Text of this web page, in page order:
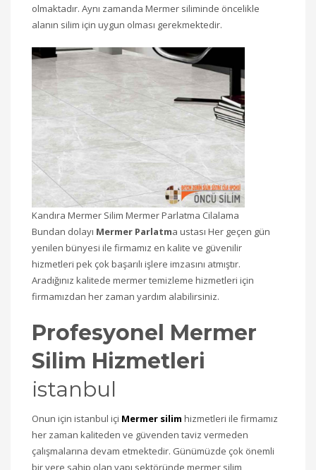
olmaktadır. Aynı zamanda Mermer siliminde öncelikle
alanın silim için uygun olması gerekmektedir.
Kandıra Mermer Silim Mermer Parlatma Cilalama
Bundan dolayı Mermer Parlatma ustası Her geçen gün
yenilen bünyesi ile firmamız en kalite ve güvenilir
hizmetleri pek çok başarılı işlere imzasını atmıştır.
Aradığınız kalitede mermer temizleme hizmetleri için
firmamızdan her zaman yardım alabilirsiniz.
Profesyonel Mermer
Silim Hizmetleri
istanbul
Onun için istanbul içi Mermer silim hizmetleri ile firmamız
her zaman kaliteden ve güvenden taviz vermeden
çalışmalarına devam etmektedir. Günümüzde çok önemli
bir yere sahip olan yapı sektöründe mermer silim